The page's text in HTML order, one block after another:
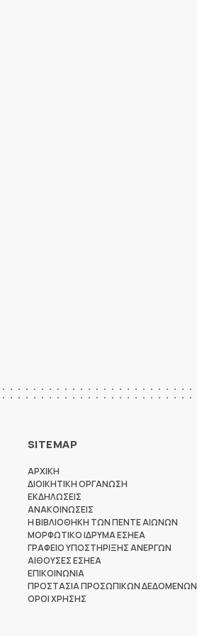
SITEMAP
ΑΡΧΙΚΗ
ΔΙΟΙΚΗΤΙΚΗ ΟΡΓΑΝΩΣΗ
ΕΚΔΗΛΩΣΕΙΣ
ΑΝΑΚΟΙΝΩΣΕΙΣ
Η ΒΙΒΛΙΟΘΗΚΗ ΤΩΝ ΠΕΝΤΕ ΑΙΩΝΩΝ
ΜΟΡΦΩΤΙΚΟ ΙΔΡΥΜΑ ΕΣΗΕΑ
ΓΡΑΦΕΙΟ ΥΠΟΣΤΗΡΙΞΗΣ ΑΝΕΡΓΩΝ
ΑΙΘΟΥΣΕΣ ΕΣΗΕΑ
ΕΠΙΚΟΙΝΩΝΙΑ
ΠΡΟΣΤΑΣΙΑ ΠΡΟΣΩΠΙΚΩΝ ΔΕΔΟΜΕΝΩΝ
ΟΡΟΙ ΧΡΗΣΗΣ